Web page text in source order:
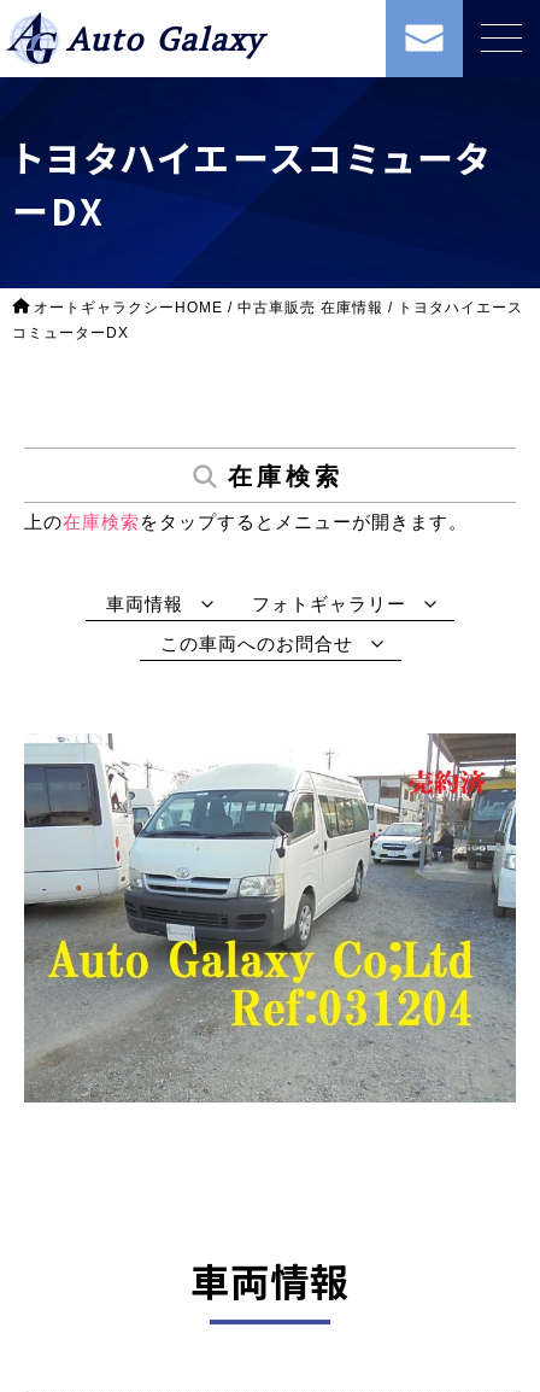
Auto Galaxy
トヨタハイエースコミュータ
ーDX
オートギャラクシーHOME / 中古車販売 在庫情報 / トヨタハイエース
コミューターDX
在庫検索
上の在庫検索をタップするとメニューが開きます。
車両情報
フォトギャラリー
この車両へのお問合せ
車両情報